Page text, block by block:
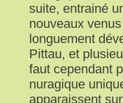
suite, entrainé
nouveaux
longuement
Pittau, et
faut cependant
nuragique
apparaissent